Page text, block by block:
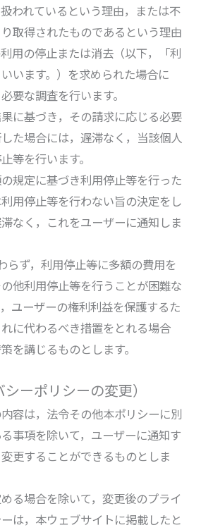
われているという理由，または不
取得されたものであるという理由
用の停止または消去（以下，「利
います。）を求められた場合に
要な調査を行います。
に基づき，その請求に応じる必要
た場合には，遅滞なく，当該個人
等を行います。
規定に基づき利用停止等を行った
用停止等を行わない旨の決定をし
なく，これをユーザーに通知しま
らず，利用停止等に多額の費用を
他利用停止等を行うことが困難な
ユーザーの権利利益を保護するた
に代わるべき措置をとれる場合
を講じるものとします。
ーポリシーの変更）
容は，法令その他本ポリシーに別
事項を除いて，ユーザーに通知す
更することができるものとしま
る場合を除いて，変更後のプライ
は，本ウェブサイトに掲載したと